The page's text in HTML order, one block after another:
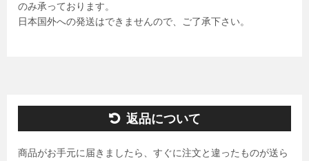
のみ承っております。
日本国外への発送はできませんので、ご了承下さい。
返品について
商品がお手元に届きましたら、すぐに注文と違ったものが送ら